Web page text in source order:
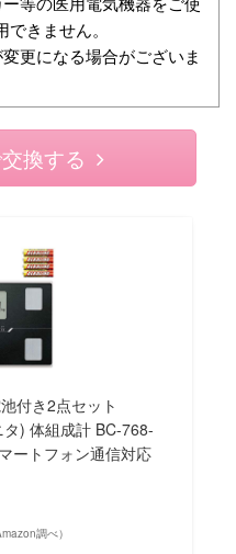
きません。
更になる場合がございま
換する
付き2点セット
) 体組成計 BC-768-
ートフォン通信対応
調べ）